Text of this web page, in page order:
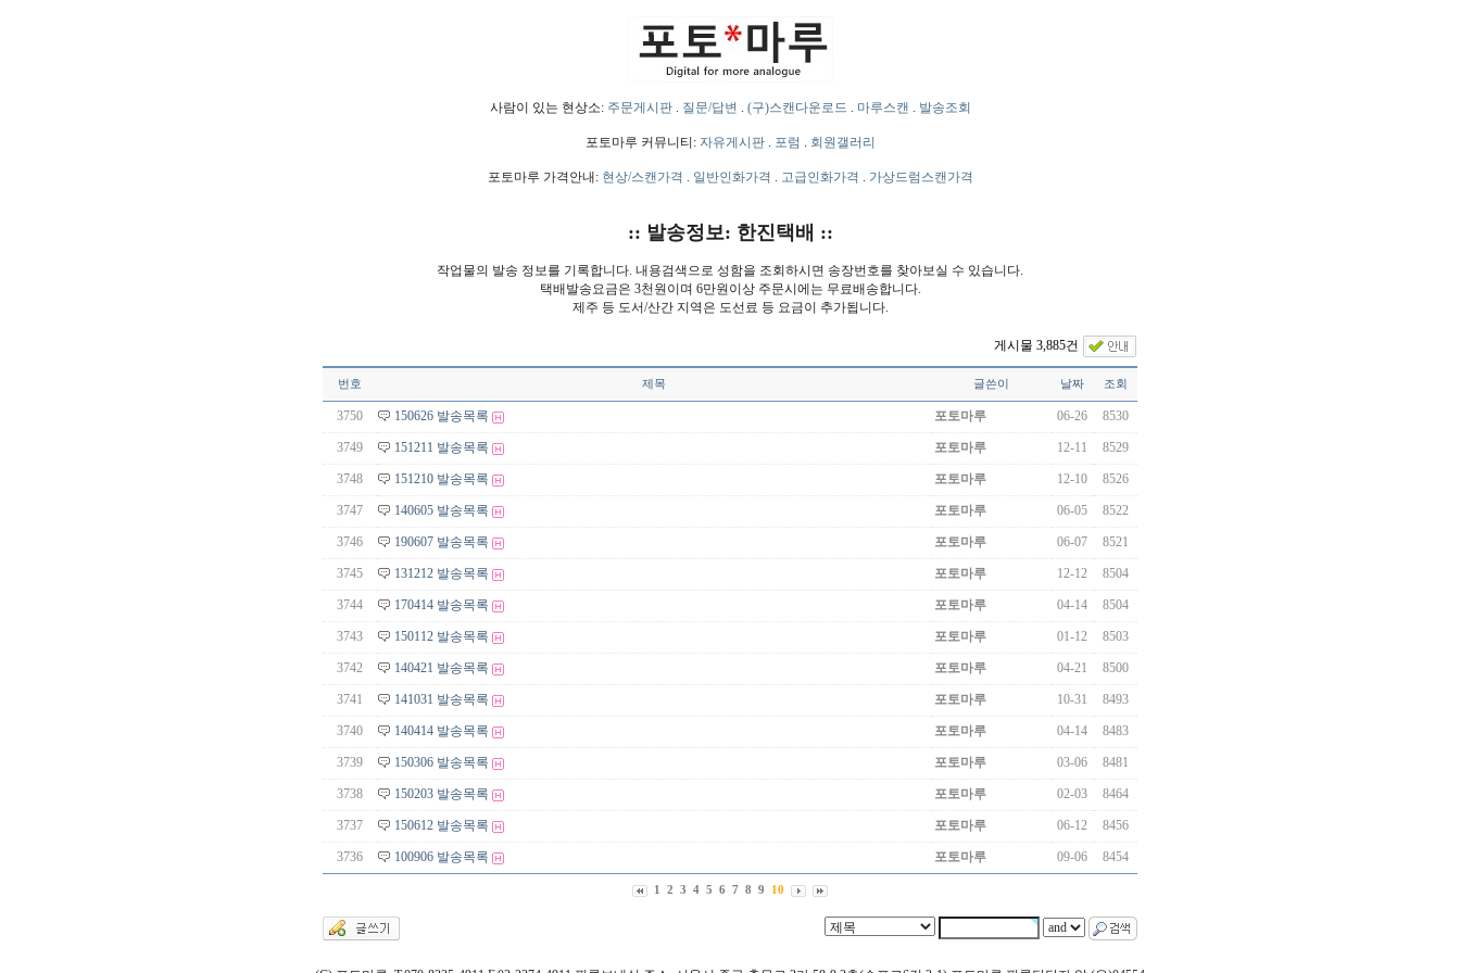
사람이 있는 현상소: 주문게시판. 질문/답변 . (구)스캔다운로드 . 마루스캔 . 발송조회
포토마루 커뮤니티: 자유게시판. 포럼 . 회원갤러리
포토마루 가격안내: 현상/스캔가격 . 일반인화가격 . 고급인화가격 . 가상드럼스캔가격
:: 발송정보: 한진택배 ::
작업물의 발송 정보를 기록합니다. 내용검색으로 성함을 조회하시면 송장번호를 찾아보실 수 있습니다.
택배발송요금은 3천원이며 6만원이상 주문시에는 무료배송합니다.
제주 등 도서/산간 지역은 도선료 등 요금이 추가됩니다.
게시물 3,885건
번호 제목 글쓴이 날짜 조회
3750 150626 발송목록 포토마루 06-26 8530
3749 151211 발송목록 포토마루 12-11 8529
3748 151210 발송목록 포토마루 12-10 8526
3747 140605 발송목록 포토마루 06-05 8522
3746 190607 발송목록 포토마루 06-07 8521
3745 131212 발송목록 포토마루 12-12 8504
3744 170414 발송목록 포토마루 04-14 8504
3743 150112 발송목록 포토마루 01-12 8503
3742 140421 발송목록 포토마루 04-21 8500
3741 141031 발송목록 포토마루 10-31 8493
3740 140414 발송목록 포토마루 04-14 8483
3739 150306 발송목록 포토마루 03-06 8481
3738 150203 발송목록 포토마루 02-03 8464
3737 150612 발송목록 포토마루 06-12 8456
3736 100906 발송목록 포토마루 09-06 8454
1 2 3 4 5 6 7 8 9 10